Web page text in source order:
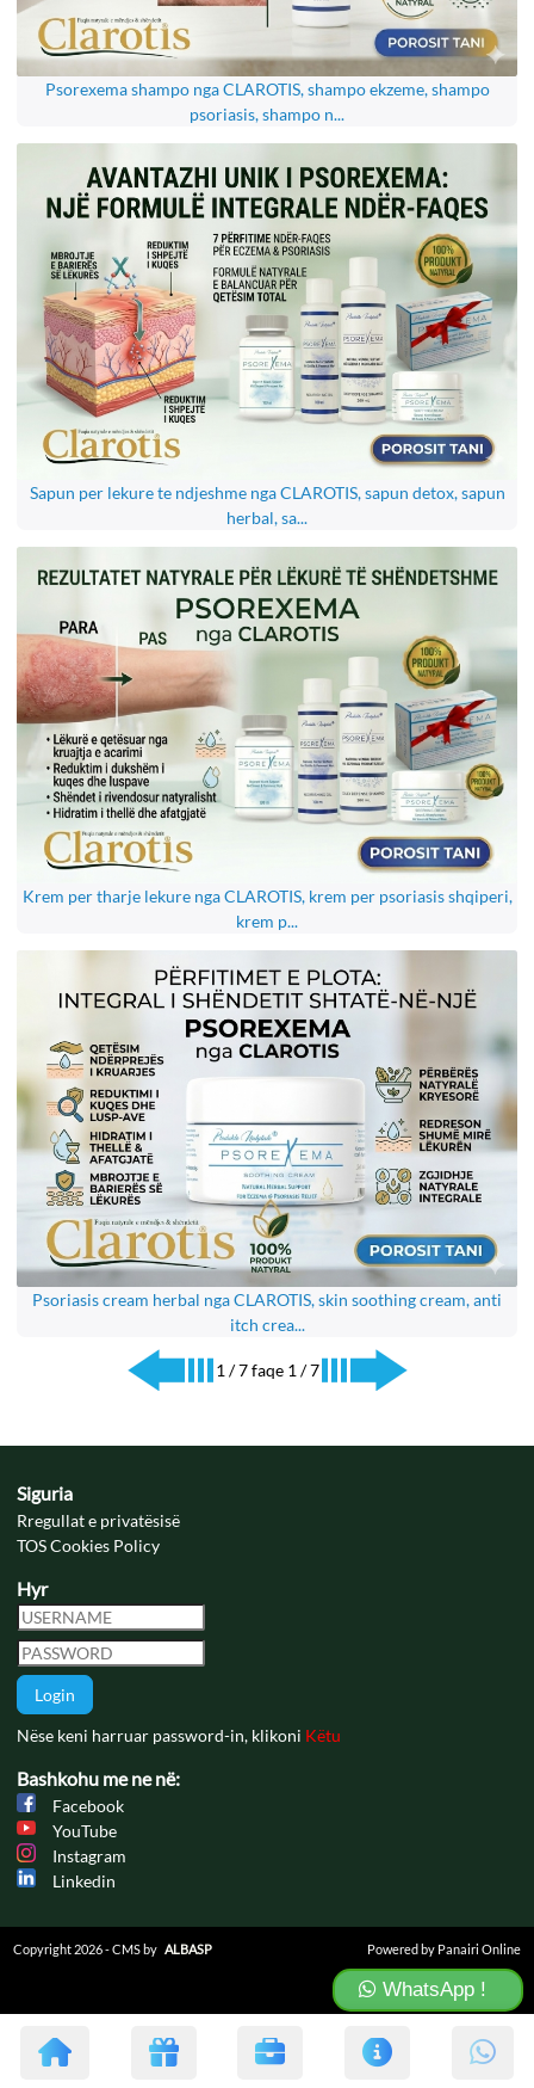
Psorexema shampo nga CLAROTIS, shampo ekzeme, shampo
psoriasis, shampo n...
Sapun per lekure te ndjeshme nga CLAROTIS, sapun detox, sapun
herbal, sa...
Krem per tharje lekure nga CLAROTIS, krem per psoriasis shqiperi,
krem p...
Psoriasis cream herbal nga CLAROTIS, skin soothing cream, anti
itch crea...
1 / 7 faqe 1 / 7
WhatsApp !
Siguria
Rregullat e privatësisë
TOS Cookies Policy
Hyr
Login
Nëse keni harruar password-in, klikoni Këtu
Bashkohu me ne në:
Facebook
YouTube
Instagram
Linkedin
Copyright 2026 - CMS by ALBASP Powered by Panairi Online